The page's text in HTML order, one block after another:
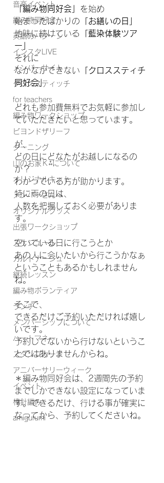
音楽イベント
編み物同好会
英語のパターン
インスタLIVE
メンバーサイト
クロススティッチ
for teachers
編み物ワークショップ
ビヨンドザリーフ
ダーニング
山のお家Ｋ⁂について
オリジナルキット
メンバーさんへ
オリジナルグッズ
出張ワークショップ
スケジュール
カルトナージュ
継続レッスン
編み物ボランティア
ランチ
メンバーシップについて
ハートマネー
スタンプカード
アニバーサリーウィーク
イベント
棒針編み
amigurumi
「編み物同好会」 を始め
始まったばかりの 「お繕いの日」
地味に続けている 「藍染体験ツア
ー」
それに
なかなかできない 「クロススティチ
同好会」
どれも参加費無料でお気軽に参加し
ていただきたいと思っています。
が、
どの日にどなたがお越しになるの
か？
わかっている方が助かります。
特に雨の日は、
人数を把握しておく必要がありま
す。
空いている日に行こうとか
あの人に会いたいから行こうかなぁ
ということもあるかもしれません
ね。
そこで、
できるだけご予約いただければ嬉し
いです。
予約してないから行けないというこ
とではありませんからね。
＊編み物同好会は、2週間先の予約
までしかできない設定になっていま
す。できるだけ、行ける事が確実に
なってから、予約してくださいね。